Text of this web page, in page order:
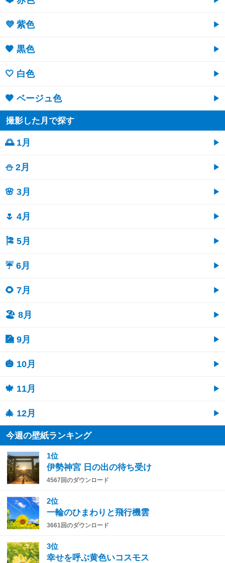
💜 紫色
🖤 黒色
🤍 白色
🤎 ベージュ色
撮影した月で探す
🌅 1月
⛄ 2月
🌸 3月
🌷 4月
🎏 5月
☔ 6月
🌻 7月
🏖 8月
🎑 9月
🎃 10月
🍁 11月
🎄 12月
今週の壁紙ランキング
1位
伊勢神宮 日の出の待ち受け
4567回のダウンロード
2位
一輪のひまわりと飛行機雲
3661回のダウンロード
3位
幸せを呼ぶ黄色いコスモス